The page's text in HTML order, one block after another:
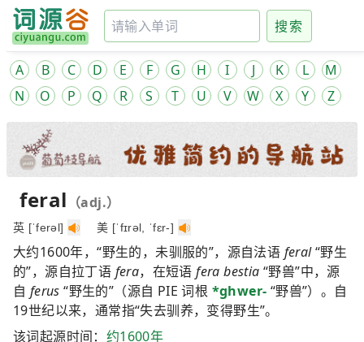
搜索
A B C D E F G H I J K L
M
N
O P Q R S T U V W X Y Z
feral （adj.）
英 [ˈferəl] 美 [ˈfɪrəl, ˈfɛr-]
大约1600年，“野生的，未驯服的”，源自法语 feral“野生
的”，源自拉丁语 fera，在短语fera bestia “野兽”中，源
自 ferus “野生的”（源自 PIE 词根 *ghwer- “野兽”）。自
19世纪以来，通常指“失去驯养，变得野生”。
该词起源时间： 约1600年